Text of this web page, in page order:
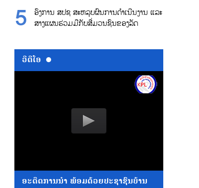
ອົງການ ສປຊ ສະຫລຸບຜົນການດຳເນີນງານ ແລະ
ສາງແຜນຮ່ວມມືກັບສື່ມວນຊົນຂອງລັດ
ວີດີໂອ
ອະດີດການນໍາ ພ້ອມດ້ວຍປະຊາຊົນບ້ານ